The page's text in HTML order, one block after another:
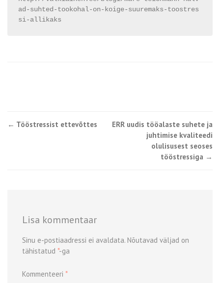
ad-suhted-tookohal-on-koige-suuremaks-toostres
si-allikaks
Post
← Tööstressist ettevõttes
ERR uudis tööalaste suhete ja
juhtimise kvaliteedi
olulisusest seoses
tööstressiga →
Lisa kommentaar
Sinu e-postiaadressi ei avaldata. Nõutavad väljad on
tähistatud *-ga
Kommenteeri *